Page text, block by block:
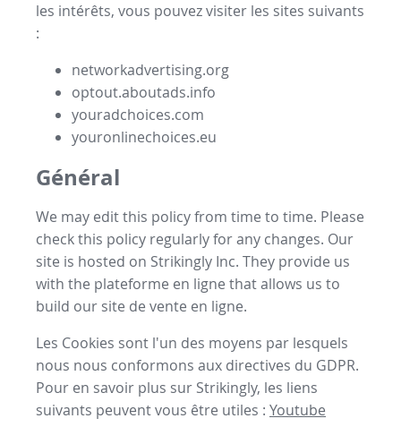
les intérêts, vous pouvez visiter les sites suivants
:
networkadvertising.org
optout.aboutads.info
youradchoices.com
youronlinechoices.eu
Général
We may edit this policy from time to time. Please
check this policy regularly for any changes. Our
site is hosted on Strikingly Inc. They provide us
with the plateforme en ligne that allows us to
build our site de vente en ligne.
Les Cookies sont l'un des moyens par lesquels
nous nous conformons aux directives du GDPR.
Pour en savoir plus sur Strikingly, les liens
suivants peuvent vous être utiles : Youtube